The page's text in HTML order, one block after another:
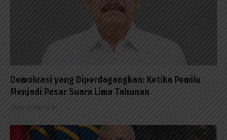
Demokrasi yang Diperdagangkan: Ketika Pemilu
Menjadi Pasar Suara Lima Tahunan
07/08/2026 - 13:00